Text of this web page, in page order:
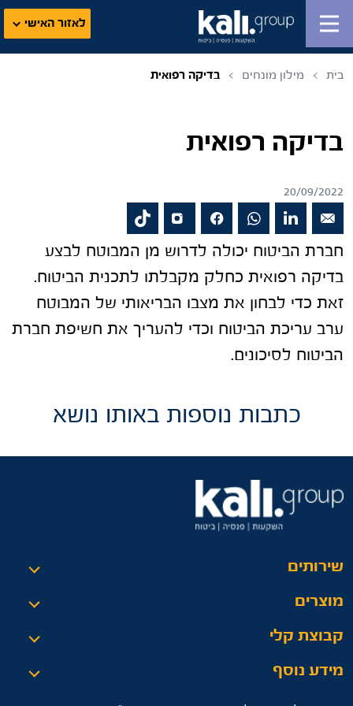
לאזור האישי
בית מילון מונחים בדיקה רפואית
בדיקה רפואית
20/09/2022
חברת הביטוח יכולה לדרוש מן המבוטח לבצע
בדיקה רפואית כחלק מקבלתו לתכנית הביטוח.
זאת כדי לבחון את מצבו הבריאותי של המבוטח
ערב עריכת הביטוח וכדי להעריך את חשיפת חברת
הביטוח לסיכונים.
כתבות נוספות באותו נושא
שירותים
מוצרים
קבוצת קלי
מידע נוסף